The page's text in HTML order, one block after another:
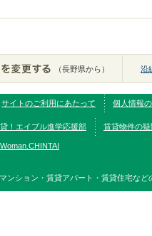
（長野県から） 沿
サイトのご利用にあたって 個人情報
！エイブル進学応援部 賃貸物件の
ンション・賃貸アパート・賃貸住宅な